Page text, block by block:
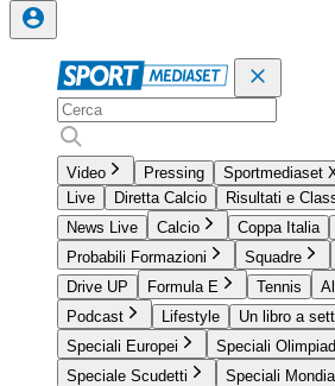
Video Pressing Sportmediaset
Live
Diretta Calcio
Risultati e
News Live
Calcio Coppa Italia
Probabili Formazioni
Squadre
Drive UP
Formula E Tennis
Podcast
Lifestyle
Un libro a
Speciali Europei
Speciali
Speciale Scudetti
Speciali